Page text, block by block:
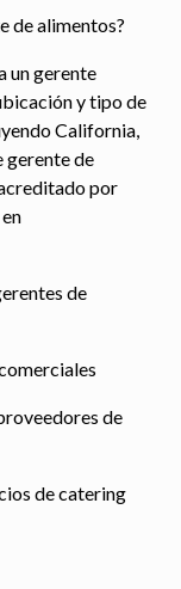
de alimentos?
un gerente
y tipo de
California,
gerente de
por
de
de
de catering